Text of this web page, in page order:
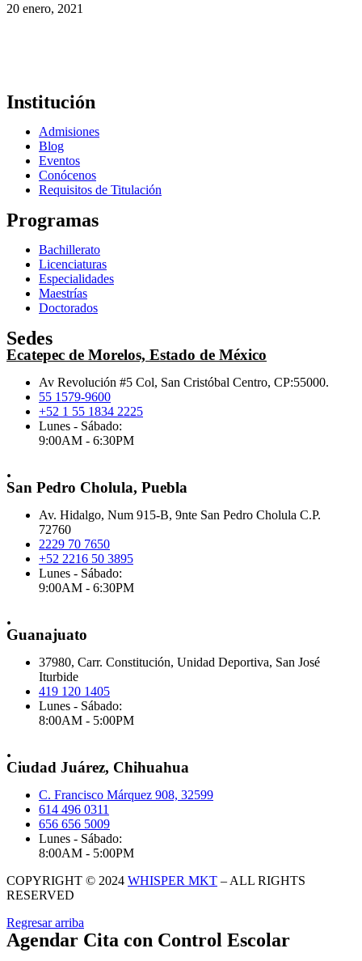
20 enero, 2021
Institución
Admisiones
Blog
Eventos
Conócenos
Requisitos de Titulación
Programas
Bachillerato
Licenciaturas
Especialidades
Maestrías
Doctorados
Sedes
Ecatepec de Morelos, Estado de México
Av Revolución #5 Col, San Cristóbal Centro, CP:55000.
55 1579-9600
+52 1 55 1834 2225
Lunes - Sábado:
9:00AM - 6:30PM
.
San Pedro Cholula, Puebla
Av. Hidalgo, Num 915-B, 9nte San Pedro Cholula C.P.
72760
2229 70 7650
+52 2216 50 3895
Lunes - Sábado:
9:00AM - 6:30PM
.
Guanajuato
37980, Carr. Constitución, Unidad Deportiva, San José
Iturbide
419 120 1405
Lunes - Sábado:
8:00AM - 5:00PM
.
Ciudad Juárez, Chihuahua
C. Francisco Márquez 908, 32599
614 496 0311
656 656 5009
Lunes - Sábado:
8:00AM - 5:00PM
COPYRIGHT © 2024 WHISPER MKT – ALL RIGHTS
RESERVED
Regresar arriba
Agendar Cita con Control Escolar